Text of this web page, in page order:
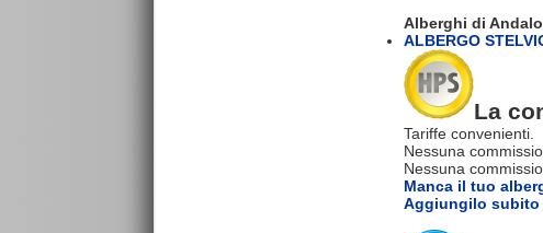
Alberghi di
ALBERGO
La
Tariffe convenienti.
Nessuna
Nessuna
Manca il tuo
Aggiungilo